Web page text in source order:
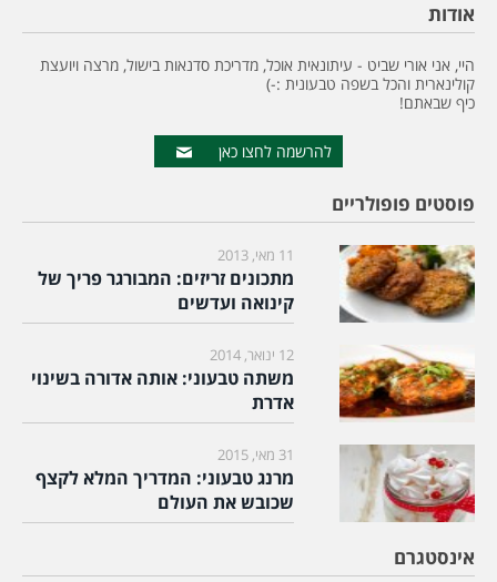
אודות
היי, אני אורי שביט - עיתונאית אוכל, מדריכת סדנאות בישול, מרצה ויועצת
קולינארית והכל בשפה טבעונית :-)
כיף שבאתם!
להרשמה לחצו כאן
פוסטים פופולריים
11 מאי, 2013
מתכונים זריזים: המבורגר פריך של
קינואה ועדשים
12 ינואר, 2014
משתה טבעוני: אותה אדורה בשינוי
אדרת
31 מאי, 2015
מרנג טבעוני: המדריך המלא לקצף
שכובש את העולם
אינסטגרם